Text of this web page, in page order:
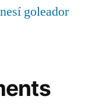
goleador